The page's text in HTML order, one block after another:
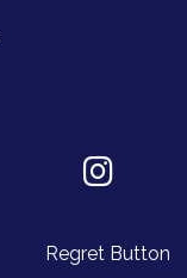
Regret Button